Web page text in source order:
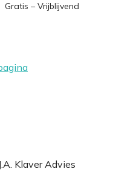
Gratis – Vrijblijvend
J.A. Klaver Advies